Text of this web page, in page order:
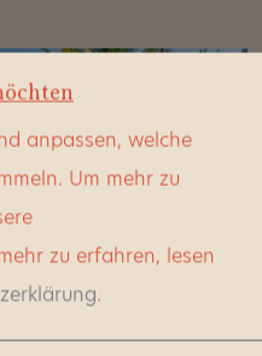
anpassen, welche
Um mehr zu
zu erfahren, lesen
.